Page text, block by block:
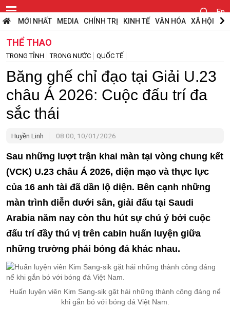
En
MỚI NHẤT MEDIA CHÍNH TRỊ KINH TẾ VĂN HÓA XÃ HỘI
THỂ THAO
TRONG TỈNH TRONG NƯỚC QUỐC TẾ
Băng ghế chỉ đạo tại Giải U.23
châu Á 2026: Cuộc đấu trí đa
sắc thái
Huyền Linh 08:00, 10/01/2026
Sau những lượt trận khai màn tại vòng chung kết
(VCK) U.23 châu Á 2026, diện mạo và thực lực
của 16 anh tài đã dần lộ diện. Bên cạnh những
màn trình diễn dưới sân, giải đấu tại Saudi
Arabia năm nay còn thu hút sự chú ý bởi cuộc
đấu trí đầy thú vị trên cabin huấn luyện giữa
những trường phái bóng đá khác nhau.
Huấn luyện viên Kim Sang-sik gặt hái những thành công đáng nể
khi gắn bó với bóng đá Việt Nam.